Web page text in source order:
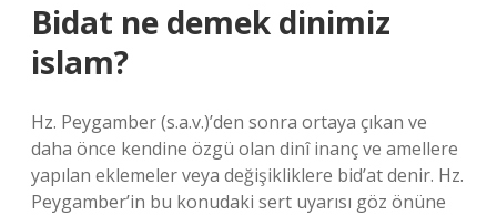
Bidat ne demek dinimiz
islam?
Hz. Peygamber (s.a.v.)’den sonra ortaya çıkan ve
daha önce kendine özgü olan dinî inanç ve amellere
yapılan eklemeler veya değişikliklere bid’at denir. Hz.
Peygamber’in bu konudaki sert uyarısı göz önüne